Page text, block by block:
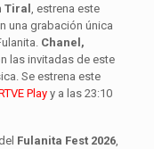
Tiral , estrena este
una grabación única
Chanel,
las invitadas de este
Se estrena este
Playy a las 23:10
Fulanita Fest 2026,